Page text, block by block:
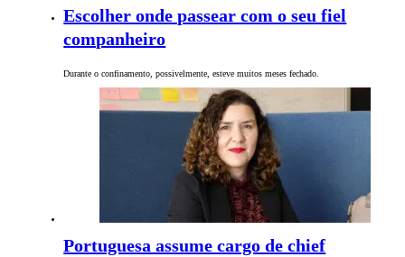
Escolher onde passear com o seu fiel
companheiro
Durante o confinamento, possivelmente, esteve muitos meses fechado.
Portuguesa assume cargo de chief